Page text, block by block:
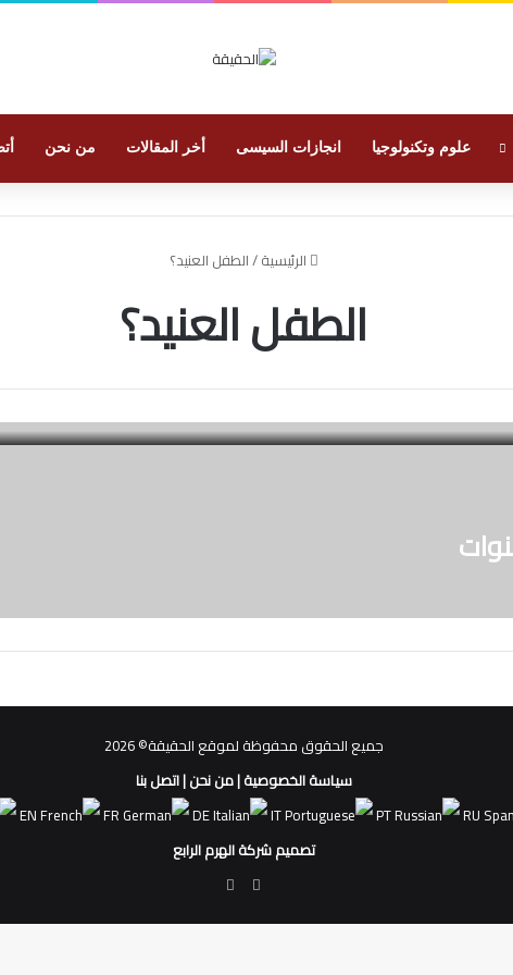
علوم وتكنولوجيا انجازات السيسى أخر المقالات من نحن
الرئيسية/الطفل العنيد؟
الطفل العنيد؟
جميع الحقوق محفوظة لموقع الحقيقة© 2026
سياسة الخصوصية|من نحن|اتصل بنا
EN FR DE IT PT RU
تصميم شركة الهرم الرابع
فيسبوك